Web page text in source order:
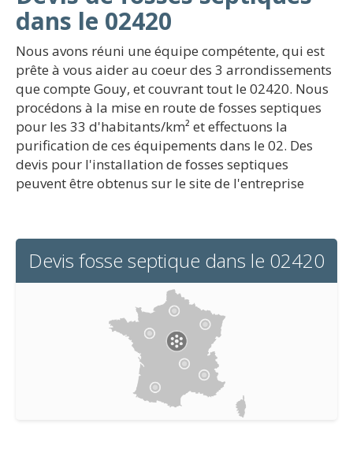
dans le 02420
Nous avons réuni une équipe compétente, qui est
prête à vous aider au coeur des 3 arrondissements
que compte Gouy, et couvrant tout le 02420. Nous
procédons à la mise en route de fosses septiques
pour les 33 d'habitants/km² et effectuons la
purification de ces équipements dans le 02. Des
devis pour l'installation de fosses septiques
peuvent être obtenus sur le site de l'entreprise
Devis fosse septique dans le 02420